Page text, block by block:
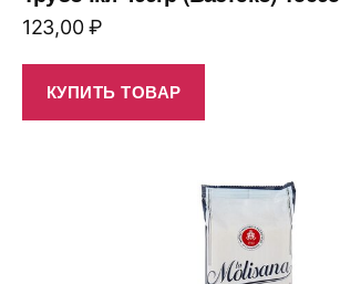
123,00₽
КУПИТЬ ТОВАР